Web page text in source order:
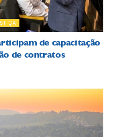
de capacitação
de contratos